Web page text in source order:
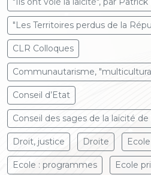
"Les Territoires perdus de la
CLR Colloques
Communautarisme,
Conseil d’Etat
Conseil des sages de la laïcité
Droit, justice Droite Ecole
Ecole : programmes Ecole